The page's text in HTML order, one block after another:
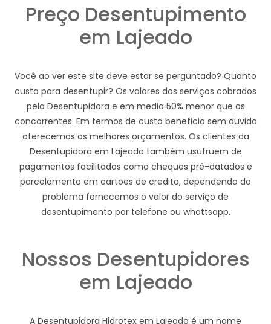
Preço Desentupimento
em Lajeado
Você ao ver este site deve estar se perguntado? Quanto
custa para desentupir? Os valores dos serviços cobrados
pela Desentupidora e em media 50% menor que os
concorrentes. Em termos de custo beneficio sem duvida
oferecemos os melhores orçamentos. Os clientes da
Desentupidora em Lajeado também usufruem de
pagamentos facilitados como cheques pré-datados e
parcelamento em cartões de credito, dependendo do
problema fornecemos o valor do serviço de
desentupimento por telefone ou whattsapp.
Nossos Desentupidores
em Lajeado
A Desentupidora Hidrotex em Lajeado é um nome